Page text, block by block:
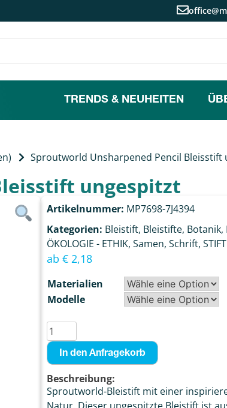
TRENDS & NEUHEITEN
Sproutworld Unsharpened Pencil Bleisstift
ungespitzt
Artikelnummer: MP7698-7J4394
Kategorien: Bleistift, Bleistifte, Botanik,
ÖKOLOGIE - ETHIK, Samen, Schrift,
ab €2,18
Materialien
Modelle
In den Anfragekorb
Beschreibung:
Sproutworld-Bleistift mit einer
Natur. Dieser ungespitzte Bleistift ist